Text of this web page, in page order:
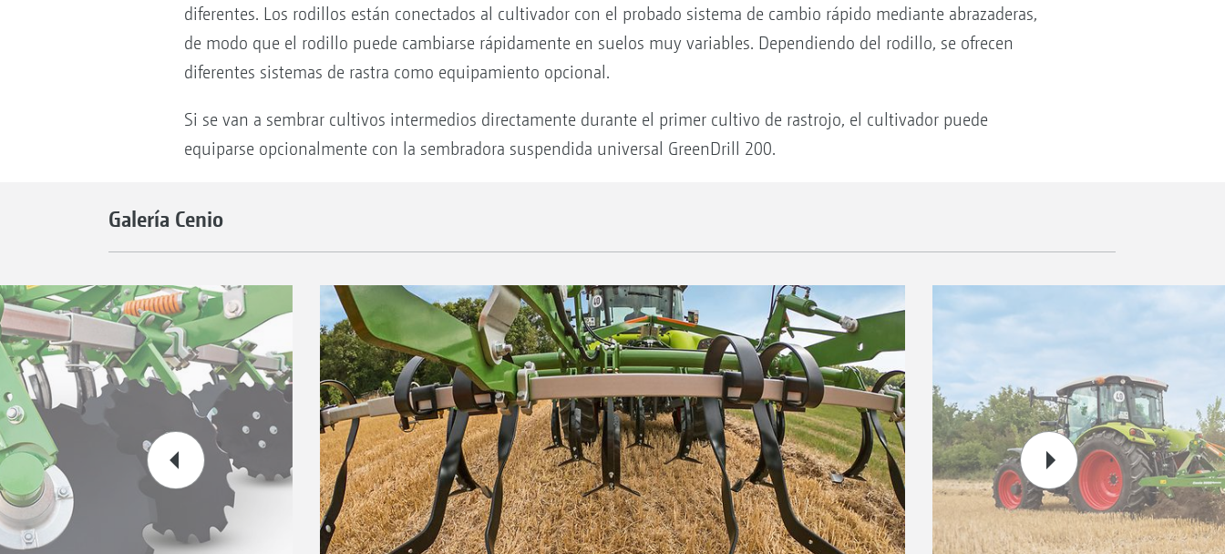
diferentes. Los rodillos están conectados al cultivador con el probado sistema de cambio rápido mediante abrazaderas,
de modo que el rodillo puede cambiarse rápidamente en suelos muy variables. Dependiendo del rodillo, se ofrecen
diferentes sistemas de rastra como equipamiento opcional.
Si se van a sembrar cultivos intermedios directamente durante el primer cultivo de rastrojo, el cultivador puede
equiparse opcionalmente con la sembradora suspendida universal GreenDrill 200.
Galería Cenio